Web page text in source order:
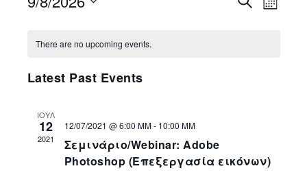
Month
Calendar
There are no upcoming events.
Latest Past Events
ΙΟΎΛ
12
2021
12/07/2021 @ 6:00 ΜΜ- 10:00 ΜΜ
Σεμινάριο/Webinar: Adobe
Photoshop (Επεξεργασία εικόνων)